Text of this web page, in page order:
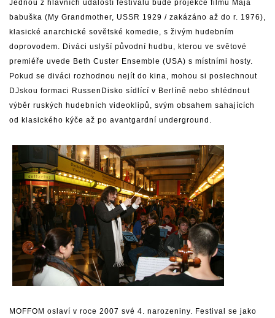
Jednou z hlavních událostí festivalu bude projekce filmu Maja
babuška (My Grandmother, USSR 1929 / zakázáno až do r. 1976),
klasické anarchické sovětské komedie, s živým hudebním
doprovodem. Diváci uslyší původní hudbu, kterou ve světové
premiéře uvede Beth Custer Ensemble (USA) s místními hosty.
Pokud se diváci rozhodnou nejít do kina, mohou si poslechnout
DJskou formaci RussenDisko sídlící v Berlíně nebo shlédnout
výběr ruských hudebních videoklipů, svým obsahem sahajících
od klasického kýče až po avantgardní underground.
MOFFOM oslaví v roce 2007 své 4. narozeniny. Festival se jako